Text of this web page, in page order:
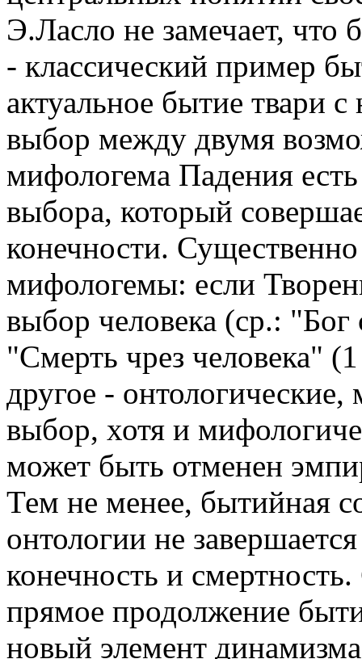
Э.Ласло не замечает, что
- классический пример
актуальное бытие твари
выбор между двумя
мифологема Падения есть
выбора, который
конечности. Существенно
мифологемы: если
выбор человека (ср.:
"Смерть чрез человека"
другое -
выбор, хотя и
может быть отменен
Тем не менее, бытийная
онтологии не
конечность и
прямое продолжение
новый элемент